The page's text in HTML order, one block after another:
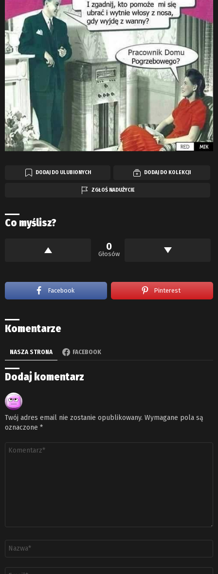
DODAJ DO ULUBIONYCH DODAJ DO KOLEKCJI
ZGŁOŚ NADUŻYCIE
Co myślisz?
0
Głosów
Facebook Pinterest
Komentarze
NASZA STRONA FACEBOOK
Dodaj komentarz
Twój adres email nie zostanie opublikowany. Wymagane pola są
oznaczone *